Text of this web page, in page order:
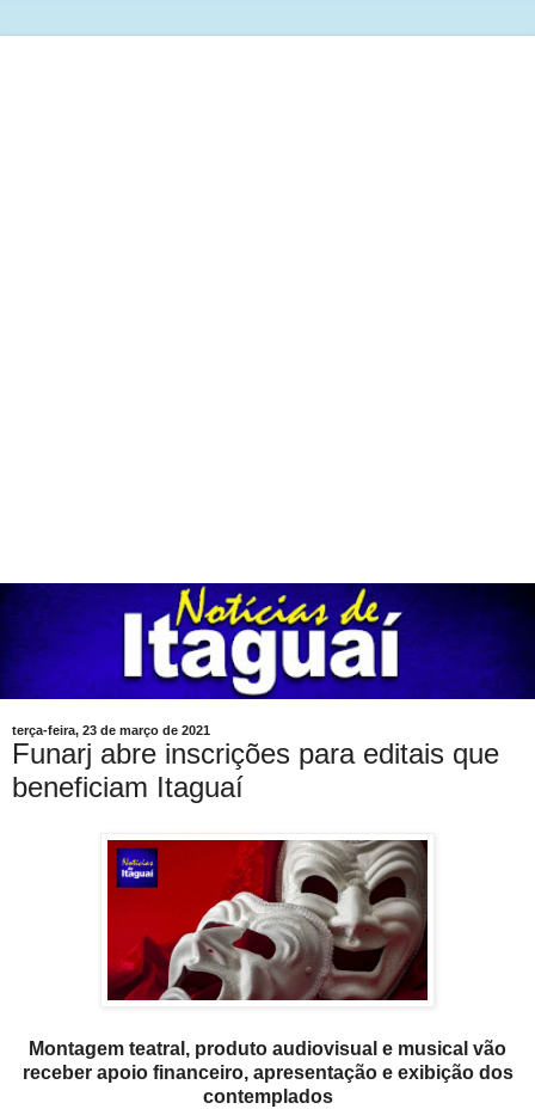
terça-feira, 23 de março de 2021
Funarj abre inscrições para editais que
beneficiam Itaguaí
Montagem teatral, produto audiovisual e musical vão
receber apoio financeiro, apresentação e exibição dos
contemplados